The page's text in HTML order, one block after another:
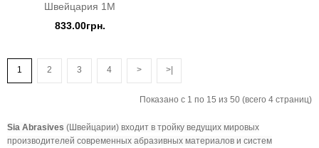
Швейцария 1М
833.00грн.
1 2 3 4 > >|
Показано с 1 по 15 из 50 (всего 4 страниц)
Sia Abrasives (Швейцарии) входит в тройку ведущих мировых
производителей современных абразивных материалов и систем